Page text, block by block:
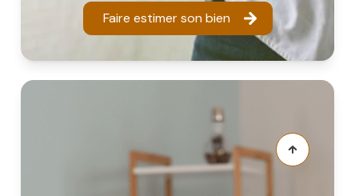
Faire estimer son bien